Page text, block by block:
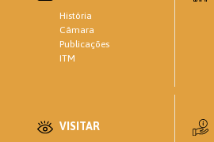
História
Câmara
Publicações
ITM
VISITAR